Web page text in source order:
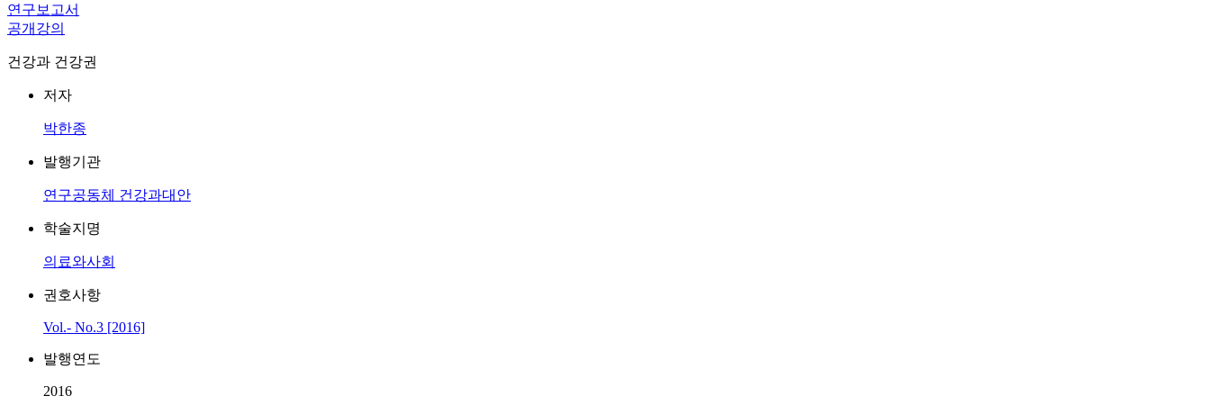
연구보고서
공개강의
건강과 건강권
저자
박한종
발행기관
연구공동체 건강과대안
학술지명
의료와사회
권호사항
Vol.- No.3 [2016]
발행연도
2016